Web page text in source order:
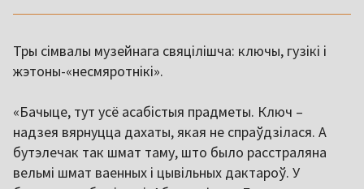
Тры сімвалы музейнага свяцілішча: ключы, гузікі і
жэтоны-«несмяротнікі».
«Бачыце, тут усё асабістыя прадметы. Ключ –
надзея вярнуцца дахаты, якая не спраўдзілася. А
бутэлечак так шмат таму, што было расстраляна
вельмі шмат ваенных і цывільных дактароў. У